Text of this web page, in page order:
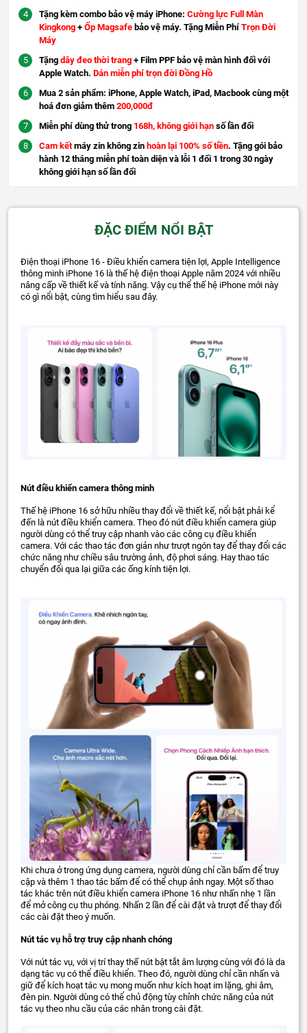
Tặng kèm combo bảo vệ máy iPhone: Cường lực Full Màn
Kingkong + Ốp Magsafe bảo vệ máy. Tặng Miễn Phí Trọn Đời
Máy
Tặng dây đeo thời trang + Film PPF bảo vệ màn hình đối với
Apple Watch. Dán miễn phí trọn đời Đồng Hồ
Mua 2 sản phẩm: iPhone, Apple Watch, iPad, Macbook cùng một
hoá đơn giảm thêm 200,000đ
Miễn phí dùng thử trong 168h, không giới hạn số lần đổi
Cam kếtmáy zin không zin hoàn lại 100% số tiền. Tặng gói bảo
hành 12 tháng miễn phí toàn diện và lỗi 1 đổi 1 trong 30 ngày
không giới hạn số lần đổi
ĐẶC ĐIỂM NỔI BẬT
Điện thoại iPhone 16 - Điều khiển camera tiện lợi, Apple Intelligence
thông minh iPhone 16 là thế hệ điện thoại Apple năm 2024 với nhiều
nâng cấp về thiết kế và tính năng. Vậy cụ thể thế hệ iPhone mới này
có gì nổi bật, cùng tìm hiểu sau đây.
Nút điều khiển camera thông minh
Thế hệ iPhone 16 sở hữu nhiều thay đổi về thiết kế, nổi bật phải kể
đến là nút điều khiển camera. Theo đó nút điều khiển camera giúp
người dùng có thể truy cập nhanh vào các công cụ điều khiển
camera. Với các thao tác đơn giản như trượt ngón tay để thay đổi các
chức năng như chiều sâu trường ảnh, độ phơi sáng. Hay thao tác
chuyển đổi qua lại giữa các ống kính tiện lợi.
Khi chưa ở trong ứng dụng camera, người dùng chỉ cần bấm để truy
cập và thêm 1 thao tác bấm để có thể chụp ảnh ngay. Một số thao
tác khác trên nút điều khiển camera iPhone 16 như nhấn nhẹ 1 lần
để mở công cụ thu phóng. Nhấn 2 lần để cài đặt và trượt để thay đổi
các cài đặt theo ý muốn.
Nút tác vụ hỗ trợ truy cập nhanh chóng
Với nút tác vụ, với vị trí thay thế nút bật tắt âm lượng cùng với đó là da
dạng tác vụ có thể điều khiển. Theo đó, người dùng chỉ cần nhấn và
giữ để kích hoạt tác vụ mong muốn như kích hoạt im lặng, ghi âm,
đèn pin. Người dùng có thể chủ động tùy chỉnh chức năng của nút
tác vụ theo nhu cầu của các nhân trong cài đặt.